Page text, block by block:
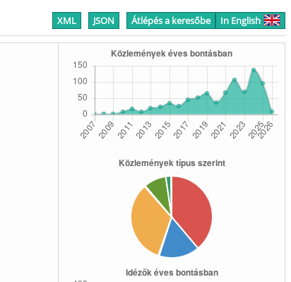
XML JSON Átlépés a keresőbe In English